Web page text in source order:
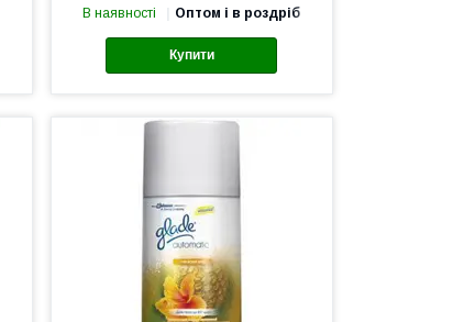
В наявності Оптом і в роздріб
Купити